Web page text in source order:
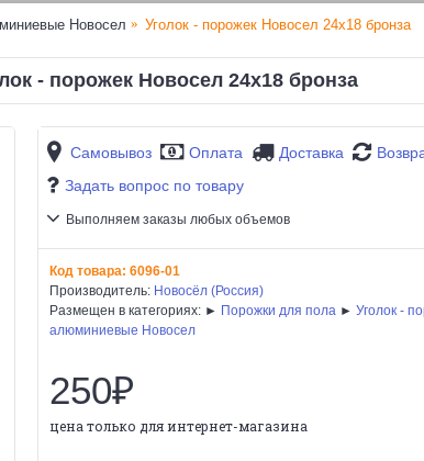
Новосел Уголок - порожек Новосел 24х18 бронза
- порожек Новосел 24х18 бронза
Самовывоз Оплата Доставка
Задать вопрос по товару
Выполняем заказы любых объемов
Код товара: 6096-01
Производитель: Новосёл (Россия)
Размещен в категориях: ► Порожки для пола ► Уголок -
алюминиевые Новосел
250₽
цена только для интернет-магазина